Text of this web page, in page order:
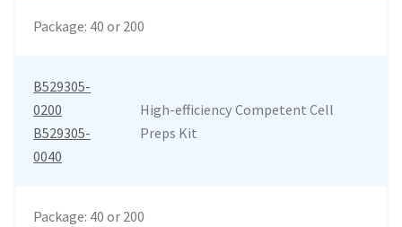
Package: 40 or 200
B529305-
0200
B529305-
0040
High-efficiency Competent Cell
Preps Kit
Package: 40 or 200